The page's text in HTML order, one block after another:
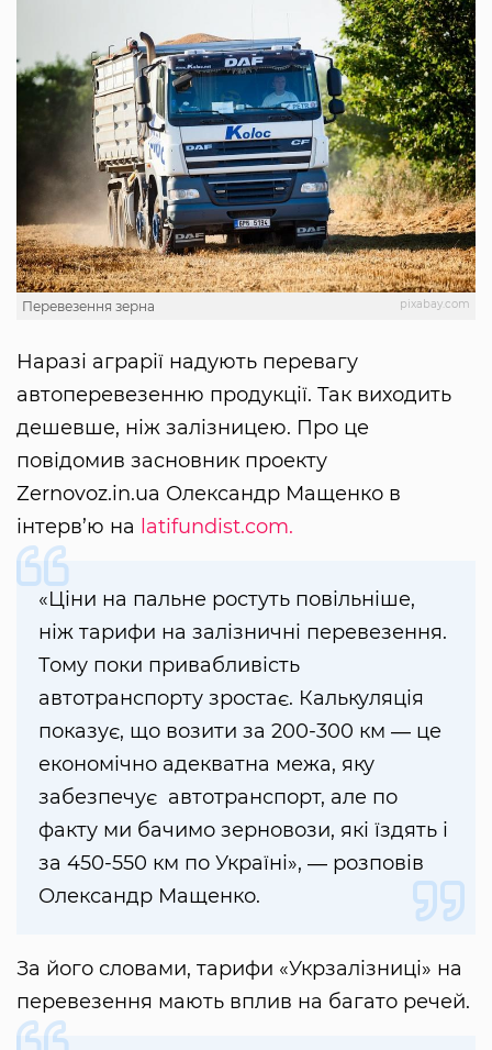
pixabay.com
Перевезення зерна
Наразі аграрії надують перевагу
автоперевезенню продукції. Так виходить
дешевше, ніж залізницею. Про це
повідомив засновник проекту
Zernovoz.in.ua Олександр Мащенко в
інтерв’ю на latifundist.com.
«Ціни на пальне ростуть повільніше,
ніж тарифи на залізничні перевезення.
Тому поки привабливість
автотранспорту зростає. Калькуляція
показує, що возити за 200-300 км ― це
економічно адекватна межа, яку
забезпечує автотранспорт, але по
факту ми бачимо зерновози, які їздять і
за 450-550 км по Україні», ― розповів
Олександр Мащенко.
За його словами, тарифи «Укрзалізниці» на
перевезення мають вплив на багато речей.